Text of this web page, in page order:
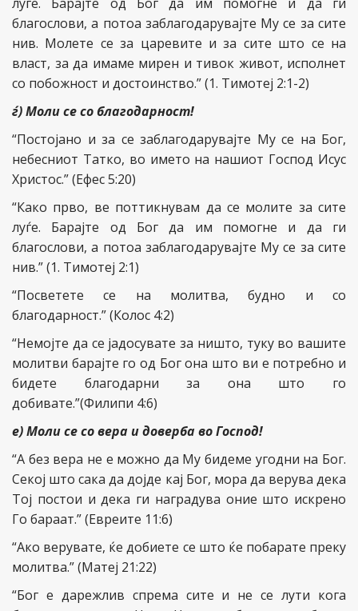
благослови, а потоа заблагодарувајте Му се за сите
нив. Молете се за царевите и за сите што се на
власт, за да имаме мирен и тивок живот, исполнет
со побожност и достоинство.” (1. Тимотеј 2:1-2)
ѓ) Моли се со благодарност!
“Постојано и за се заблагодарувајте Му се на Бог,
небесниот Татко, во името на нашиот Господ Исус
Христос.” (Ефес 5:20)
“Како прво, ве поттикнувам да се молите за сите
луѓе. Барајте од Бог да им помогне и да ги
благослови, а потоа заблагодарувајте Му се за сите
нив.” (1. Тимотеј 2:1)
“Посветете се на молитва, будно и со
благодарност.” (Колос 4:2)
“Немојте да се јадосувате за ништо, туку во вашите
молитви барајте го од Бог она што ви е потребно и
бидете благодарни за она што го
добивате.”(Филипи 4:6)
е) Моли се со вера и доверба во Господ!
“А без вера не е можно да Му бидеме угодни на Бог.
Секој што сака да дојде кај Бог, мора да верува дека
Тој постои и дека ги наградува оние што искрено
Го бараат.” (Евреите 11:6)
“Ако верувате, ќе добиете се што ќе побарате преку
молитва.” (Матеј 21:22)
“Бог е дарежлив спрема сите и не се лути кога